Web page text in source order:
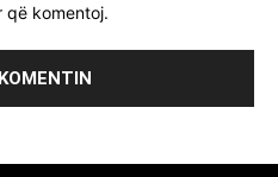
që komentoj.